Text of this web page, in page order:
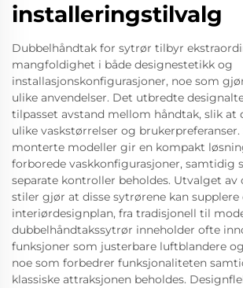
installeringstilvalg
Dubbelhåndtak for sytrør tilbyr
mangfoldighet i både designestetikk og
installasjonskonfigurasjoner, noe som
ulike anvendelser. Det utbredte
tilpasset avstand mellom håndtak, slik at
ulike vaskstørrelser og brukerpreferanser.
monterte modeller gir en kompakt
forborede vaskkonfigurasjoner, samtidig
separate kontroller beholdes. Utvalget av
stiler gjør at disse sytrørene kan supplere
interiørdesignplan, fra tradisjonell til
dubbelhåndtakssytrør inneholder ofte
funksjoner som justerbare luftblandere
noe som forbedrer funksjonaliteten
klassiske attraksjonen beholdes.